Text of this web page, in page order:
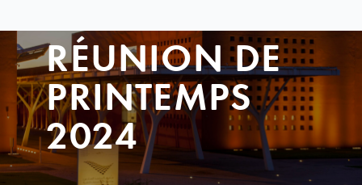
RÉUNION DE
PRINTEMPS
2024